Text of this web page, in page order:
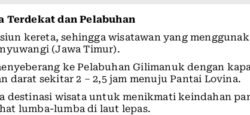
Terdekat dan Pelabuhan
kereta, sehingga wisatawan yang
(Jawa Timur).
ke Pelabuhan Gilimanuk dengan
darat sekitar 2 – 2,5 jam menuju Pantai Lovina.
destinasi wisata untuk menikmati keindahan
lumba-lumba di laut lepas.